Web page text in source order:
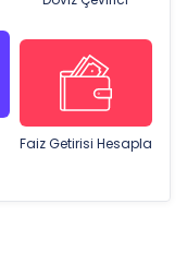
Faiz Getirisi Hesapla